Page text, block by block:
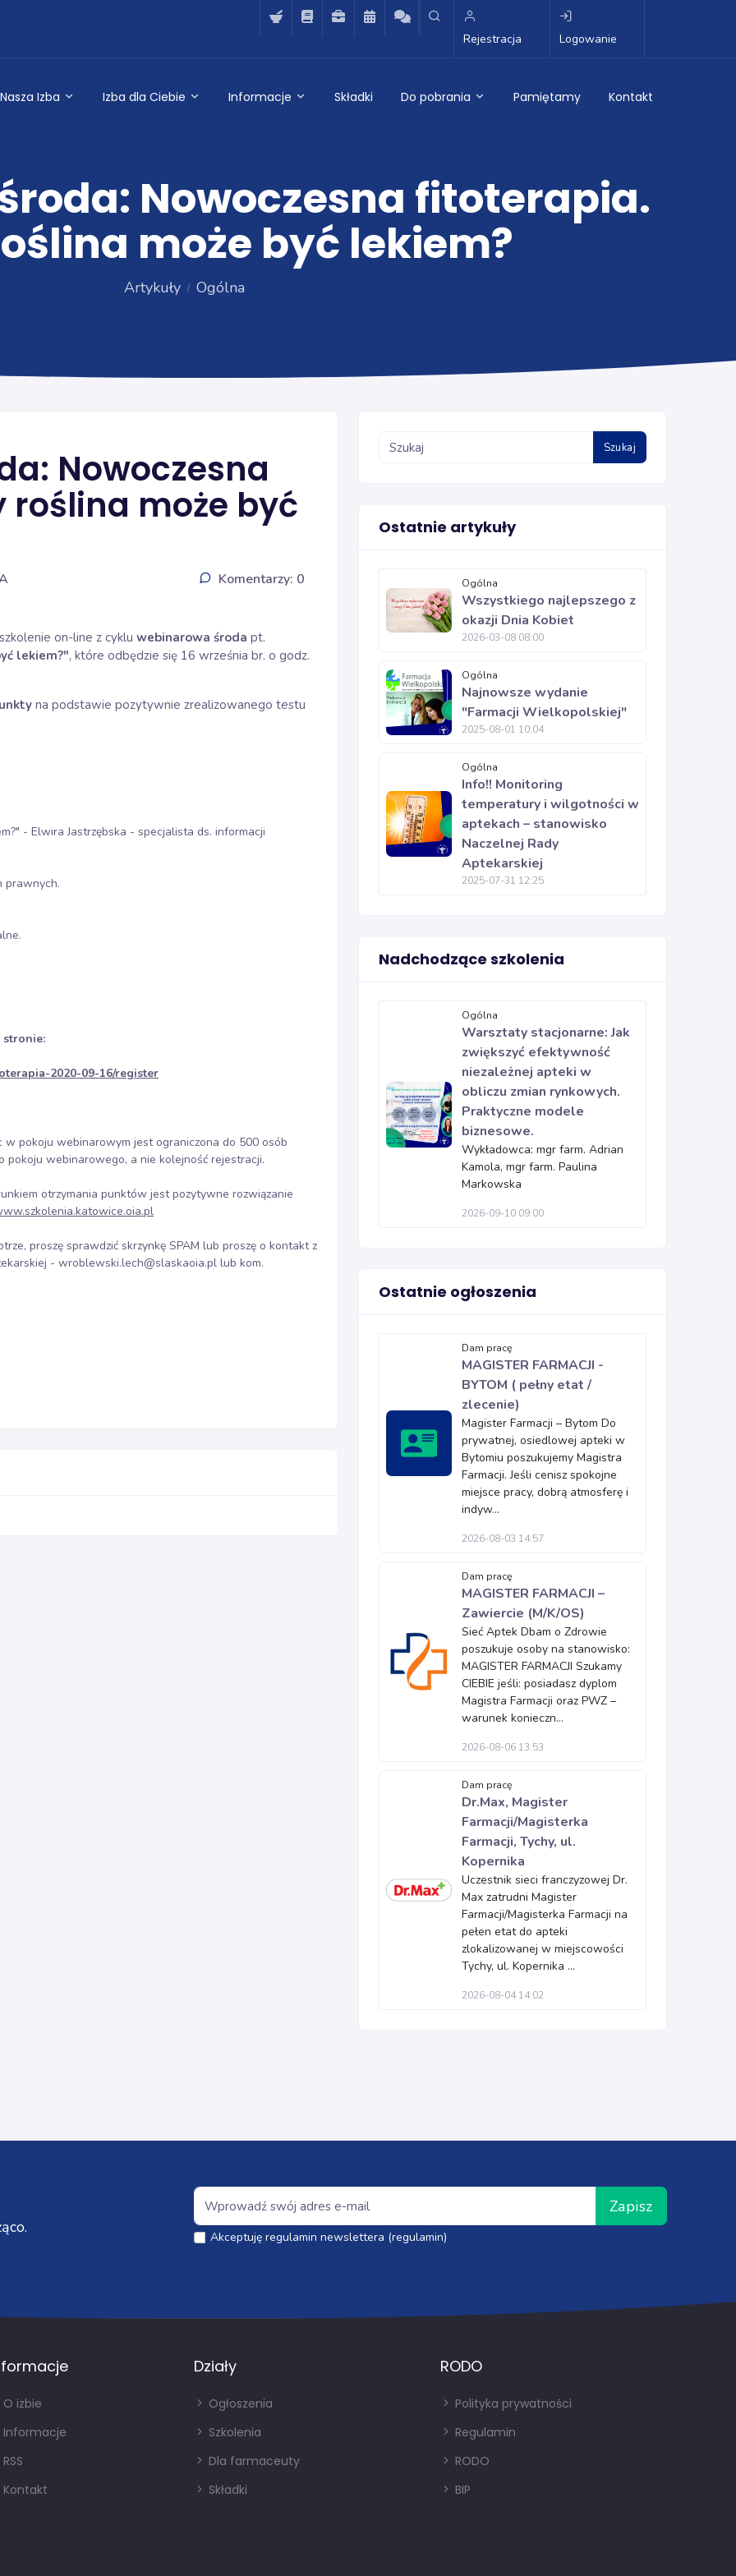
Rejestracja Logowanie
Nasza Izba Izba dla Ciebie Informacje Składki Do pobrania Pamiętamy Kontakt
Nowoczesna fitoterapia.
może być lekiem?
Artykuły Ogólna
Nowoczesna
może być
Komentarzy: 0
on-line z cyklu webinarowa środa pt.
lekiem?", które odbędzie się 16 września br. o godz.
na podstawie pozytywnie zrealizowanego testu
- Elwira Jastrzębska - specjalista ds. informacji
prawnych.
stronie:
2020-09-16/register
pokoju webinarowym jest ograniczona do 500 osób
pokoju webinarowego, a nie kolejność rejestracji.
otrzymania punktów jest pozytywne rozwiązanie
proszę sprawdzić skrzynkę SPAM lub proszę o kontakt z
- wroblewski.lech@slaskaoia.pl lub kom.
Szukaj
Ostatnie artykuły
Ogólna
Wszystkiego najlepszego z
okazji Dnia Kobiet
2026-03-08 08:00
Ogólna
Najnowsze wydanie
"Farmacji Wielkopolskiej"
2025-08-01 10:04
Ogólna
Info!! Monitoring
temperatury i wilgotności w
aptekach – stanowisko
Naczelnej Rady
Aptekarskiej
2025-07-31 12:25
Nadchodzące szkolenia
Ogólna
Warsztaty stacjonarne: Jak
zwiększyć efektywność
niezależnej apteki w
obliczu zmian rynkowych.
Praktyczne modele
biznesowe.
Wykładowca: mgr farm. Adrian
Kamola, mgr farm. Paulina
Markowska
2026-09-10 09:00
Ostatnie ogłoszenia
Dam pracę
MAGISTER FARMACJI -
BYTOM ( pełny etat /
zlecenie)
Magister Farmacji – Bytom Do
prywatnej, osiedlowej apteki w
Bytomiu poszukujemy Magistra
Farmacji. Jeśli cenisz spokojne
miejsce pracy, dobrą atmosferę i
indyw...
2026-08-03 14:57
Dam pracę
MAGISTER FARMACJI –
Zawiercie (M/K/OS)
Sieć Aptek Dbam o Zdrowie
poszukuje osoby na stanowisko:
MAGISTER FARMACJI Szukamy
CIEBIE jeśli: posiadasz dyplom
Magistra Farmacji oraz PWZ –
warunek konieczn...
2026-08-06 13:53
Dam pracę
Dr.Max, Magister
Farmacji/Magisterka
Farmacji, Tychy, ul.
Kopernika
Uczestnik sieci franczyzowej Dr.
Max zatrudni Magister
Farmacji/Magisterka Farmacji na
pełen etat do apteki
zlokalizowanej w miejscowości
Tychy, ul. Kopernika ...
2026-08-04 14:02
Zapisz
Akceptuję regulamin newslettera (regulamin)
O izbie
Informacje
RSS
Kontakt
Działy
Ogłoszenia
Szkolenia
Dla farmaceuty
Składki
RODO
Polityka prywatności
Regulamin
RODO
BIP